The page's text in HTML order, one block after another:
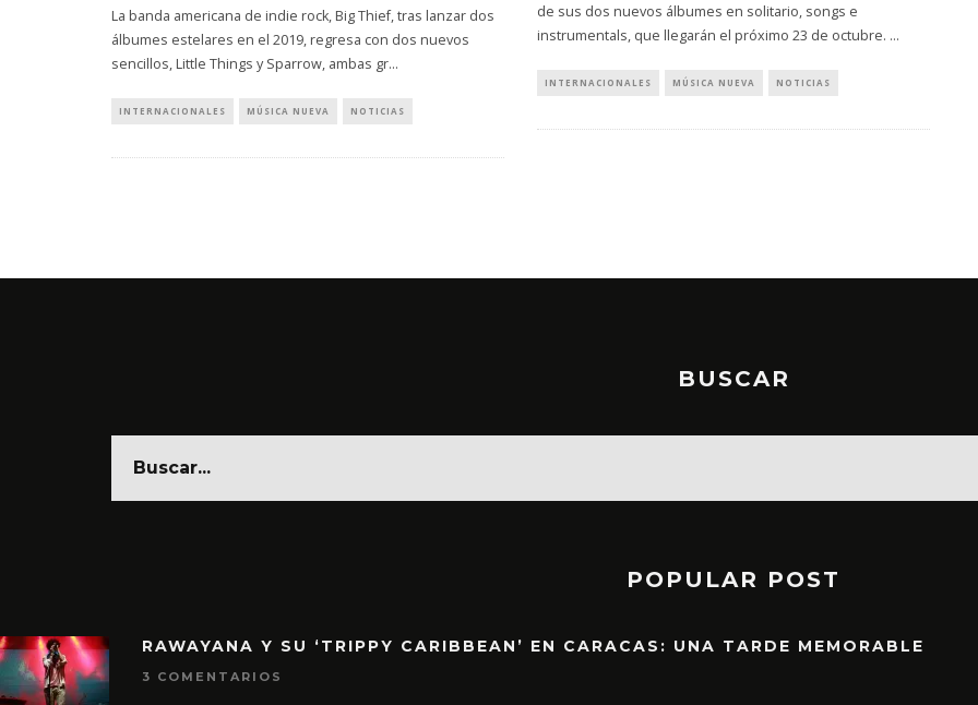
La banda americana de indie rock, Big Thief, tras lanzar dos
álbumes estelares en el 2019, regresa con dos nuevos
sencillos, Little Things y Sparrow, ambas gr...
INTERNACIONALES MÚSICA NUEVA NOTICIAS
de sus dos nuevos álbumes en solitario, songs e
instrumentals, que llegarán el próximo 23 de octubre. ...
INTERNACIONALES MÚSICA NUEVA NOTICIAS
BUSCAR
POPULAR POST
RAWAYANA Y SU ‘TRIPPY CARIBBEAN’ EN CARACAS: UNA TARDE MEMORABLE
3 COMENTARIOS